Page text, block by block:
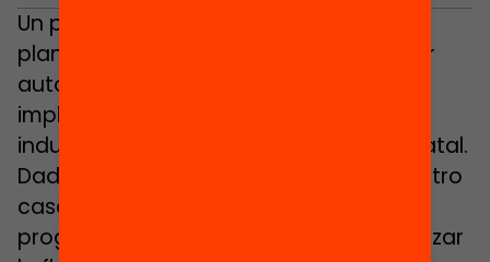
Un programa de inducción puede
plantearse a muchos niveles, desde dar
autonomía a las escuelas para que
implementen su propio proceso de
inducción hasta centrarlo a escala estatal.
Dado que la profesión docente en nuestro
caso es una profesión regulada, los
programas de inducción deben garantizar